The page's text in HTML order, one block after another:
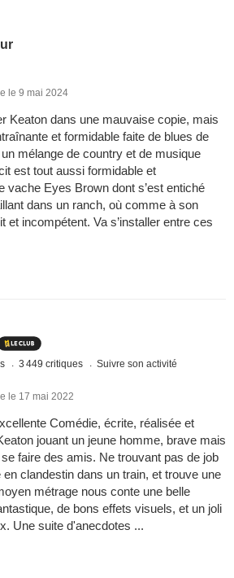
le 9 mai 2024
Keaton dans une mauvaise copie, mais
et formidable faite de blues de
mélange de country et de musique
est tout aussi formidable et
vache Eyes Brown dont s’est entiché
dans un ranch, où comme à son
et incompétent. Va s’installer entre ces
3 449 critiques Suivre son activité
le 17 mai 2022
Comédie, écrite, réalisée et
jouant un jeune homme, brave mais
faire des amis. Ne trouvant pas de job
clandestin dans un train, et trouve une
métrage nous conte une belle
de bons effets visuels, et un joli
Une suite d'anecdotes ...